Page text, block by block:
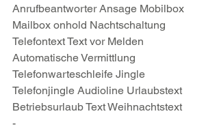
Anrufbeantworter Ansage Mobilbox
Mailbox onhold Nachtschaltung
Telefontext Text vor Melden
Automatische Vermittlung
Telefonwarteschleife Jingle
Telefonjingle Audioline Urlaubstext
Betriebsurlaub Text Weihnachtstext
-